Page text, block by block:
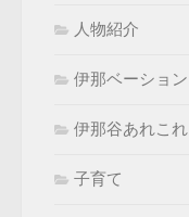
人物紹介
伊那ベーション
伊那谷あれこれ
子育て